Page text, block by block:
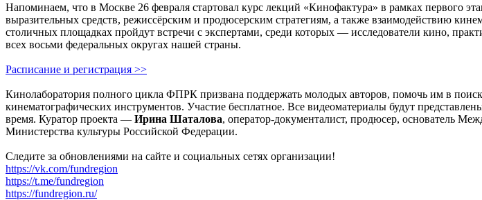
Напоминаем, что в Москве 26 февраля стартовал курс лекций «Кинофактура» в рамках первого
выразительных средств, режиссёрским и продюсерским стратегиям, а также взаимодействию
столичных площадках пройдут встречи с экспертами, среди которых — исследователи кино,
всех восьми федеральных округах нашей страны.
Расписание и регистрация >>
Кинолаборатория полного цикла ФПРК призвана поддержать молодых авторов, помочь им в
кинематографических инструментов. Участие бесплатное. Все видеоматериалы будут
время. Куратор проекта — Ирина Шаталова, оператор-документалист, продюсер, основатель
Министерства культуры Российской Федерации.
Следите за обновлениями на сайте и социальных сетях организации!
https://vk.com/fundregion
https://t.me/fundregion
https://fundregion.ru/